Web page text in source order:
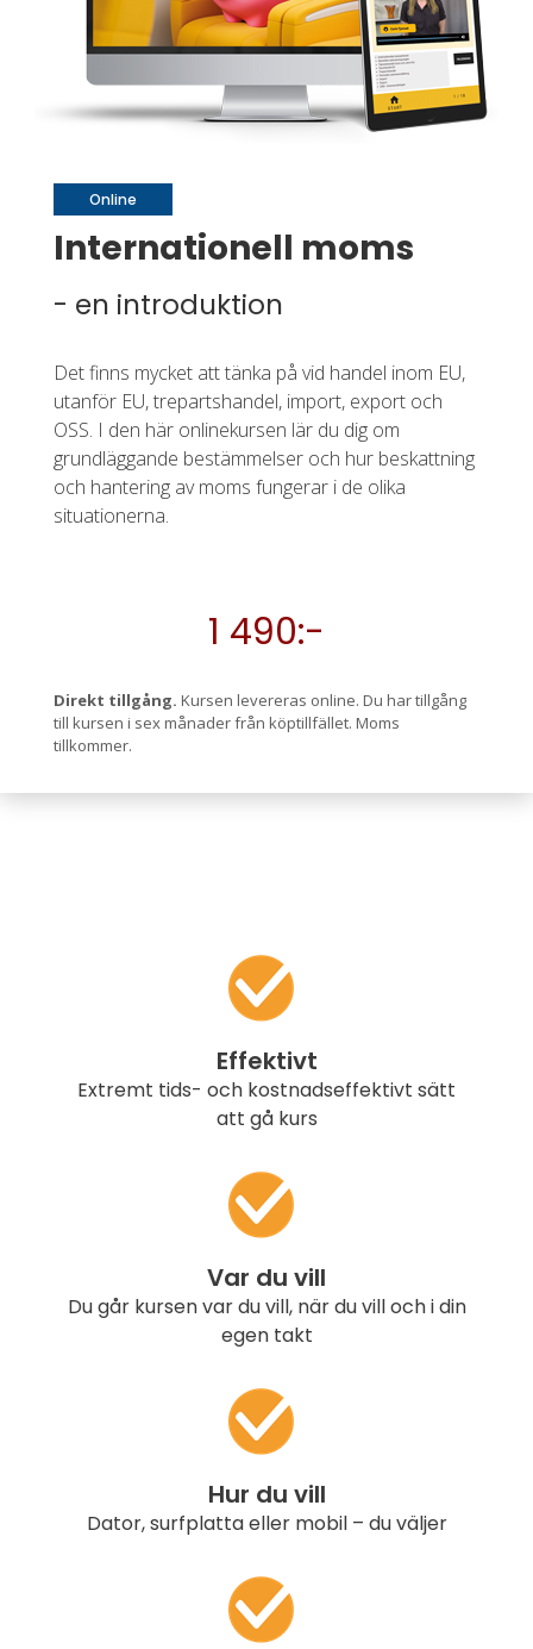
Online
Internationell moms
- en introduktion
Det finns mycket att tänka på vid handel inom EU,
utanför EU, trepartshandel, import, export och
OSS. I den här onlinekursen lär du dig om
grundläggande bestämmelser och hur beskattning
och hantering av moms fungerar i de olika
situationerna.
1 490:-
Direkt tillgång. Kursen levereras online. Du har tillgång
till kursen i sex månader från köptillfället. Moms
tillkommer.
Effektivt
Extremt tids- och kostnadseffektivt sätt
att gå kurs
Var du vill
Du går kursen var du vill, när du vill och i din
egen takt
Hur du vill
Dator, surfplatta eller mobil – du väljer